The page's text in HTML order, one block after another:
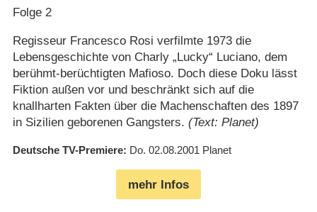
Folge 2
Regisseur Francesco Rosi verfilmte 1973 die
Lebensgeschichte von Charly „Lucky“ Luciano, dem
berühmt-berüchtigten Mafioso. Doch diese Doku lässt
Fiktion außen vor und beschränkt sich auf die
knallharten Fakten über die Machenschaften des 1897
in Sizilien geborenen Gangsters. (Text: Planet)
Deutsche TV-Premiere Do. 02.08.2001 Planet
mehr Infos